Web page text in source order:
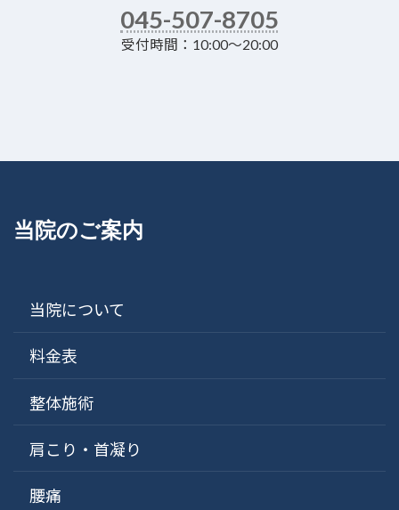
045-507-8705
受付時間：10:00～20:00
当院のご案内
当院について
料金表
整体施術
肩こり・首凝り
腰痛